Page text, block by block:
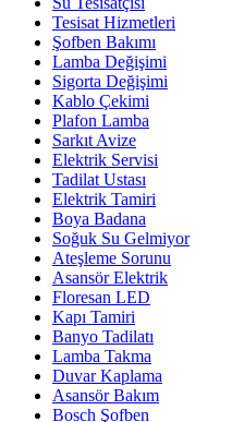
Tesisat Hizmetleri
Şofben Bakımı
Lamba Değişimi
Sigorta Değişimi
Kablo Çekimi
Plafon Lamba
Sarkıt Avize
Elektrik Servisi
Tadilat Ustası
Elektrik Tamiri
Boya Badana
Soğuk Su Gelmiyor
Ateşleme Sorunu
Asansör Elektrik
Floresan LED
Kapı Tamiri
Banyo Tadilatı
Lamba Takma
Duvar Kaplama
Asansör Bakım
Bosch Şofben